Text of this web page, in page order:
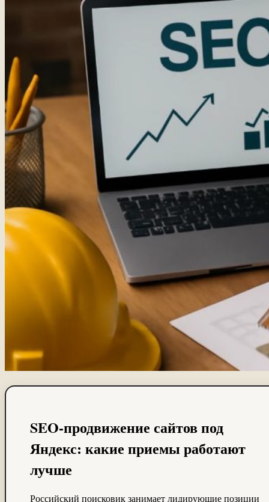
SEO-продвижение сайтов под
Яндекс: какие приемы работают
лучше
Российский поисковик занимает лидирующие позиции